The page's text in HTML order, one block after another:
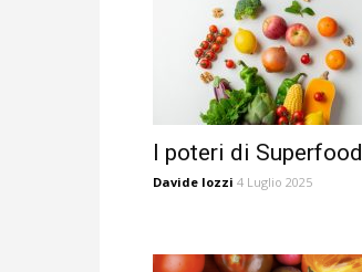
I poteri di Superfood
Davide Iozzi 4 Luglio 2025